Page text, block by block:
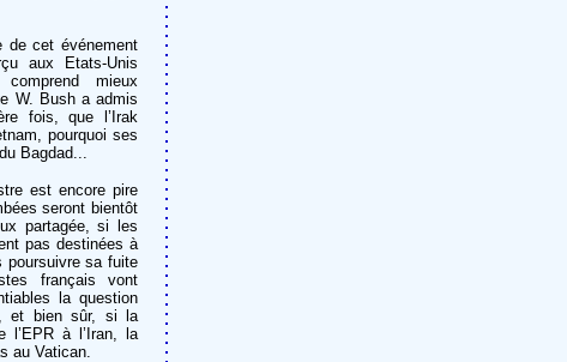
de cet événement
aux Etats-Unis
mieux
W. Bush a admis
fois, que l’Irak
pourquoi ses
Bagdad...
est encore pire
seront bientôt
partagée, si les
pas destinées à
poursuivre sa fuite
français vont
la question
et bien sûr, si la
l’EPR à l’Iran, la
au Vatican.